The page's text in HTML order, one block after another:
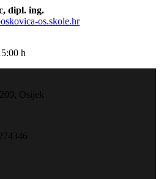
dipl. ing.
os.skole.hr
h
Osijek